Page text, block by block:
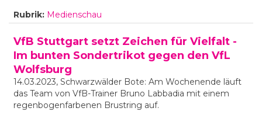
Rubrik: Medienschau
VfB Stuttgart setzt Zeichen für Vielfalt -
Im bunten Sondertrikot gegen den VfL
Wolfsburg
14.03.2023, Schwarzwälder Bote: Am Wochenende läuft
das Team von VfB-Trainer Bruno Labbadia mit einem
regenbogenfarbenen Brustring auf.